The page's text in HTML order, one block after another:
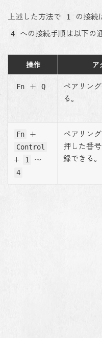
上述した方法で 1 の接続
4 への接続手順は以下の
操作 ア
Fn + Q
ペアリン
る。
Fn +
Control
+ 1 〜
4
ペアリン
押した番
録できる。